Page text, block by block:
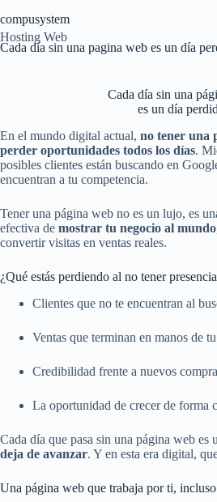
al
contenido
compusystem
Hosting Web
Cada día sin una pagina web es un día
Cada día sin una
es un día
En el mundo digital actual, no tener una
perder oportunidades todos los días.
posibles clientes están buscando en
encuentran a tu competencia.
Tener una página web no es un lujo, es
efectiva de mostrar tu negocio al mundo
convertir visitas en ventas reales.
¿Qué estás perdiendo al no tener
Clientes que no te encuentran al
Ventas que terminan en manos de
Credibilidad frente a nuevos
La oportunidad de crecer de forma
Cada día que pasa sin una página web es
deja de avanzar. Y en esta era digital,
Una página web que trabaja por ti,